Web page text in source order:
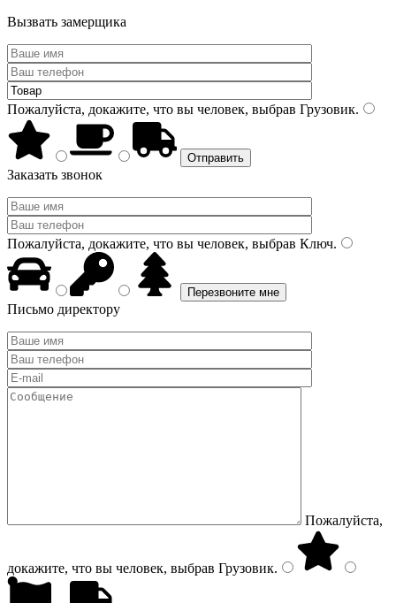
Вызвать замерщика
Пожалуйста, докажите, что вы человек, выбрав Грузовик.
Заказать звонок
Пожалуйста, докажите, что вы человек, выбрав Ключ.
Письмо директору
Пожалуйста,
докажите, что вы человек, выбрав Грузовик.